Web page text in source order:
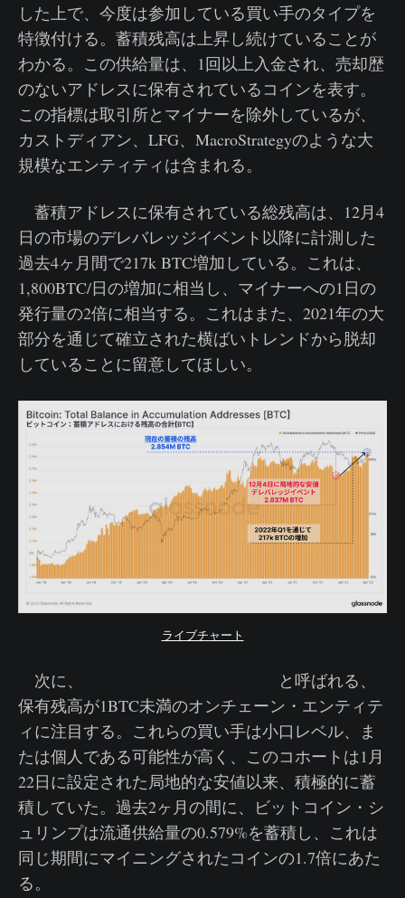
した上で、今度は参加している買い手のタイプを
特徴付ける。蓄積残高は上昇し続けていることが
わかる。この供給量は、1回以上入金され、売却歴
のないアドレスに保有されているコインを表す。
この指標は取引所とマイナーを除外しているが、
カストディアン、LFG、MacroStrategyのような大
規模なエンティティは含まれる。
蓄積アドレスに保有されている総残高は、12月4
日の市場のデレバレッジイベント以降に計測した
過去4ヶ月間で217k BTC増加している。これは、
1,800BTC/日の増加に相当し、マイナーへの1日の
発行量の2倍に相当する。これはまた、2021年の大
部分を通じて確立された横ばいトレンドから脱却
していることに留意してほしい。
ライブチャート
次に、
と呼ばれる、
保有残高が1BTC未満のオンチェーン・エンティテ
ィに注目する。これらの買い手は小口レベル、ま
たは個人である可能性が高く、このコホートは1月
22日に設定された局地的な安値以来、積極的に蓄
積していた。過去2ヶ月の間に、ビットコイン・シ
ュリンプは流通供給量の0.579%を蓄積し、これは
同じ期間にマイニングされたコインの1.7倍にあた
る。